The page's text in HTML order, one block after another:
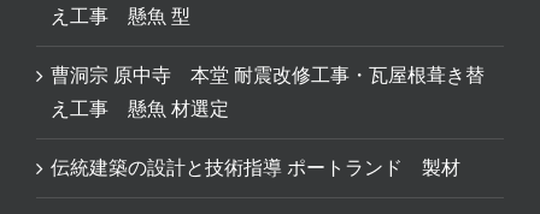
え工事 懸魚 型
曹洞宗 原中寺 本堂 耐震改修工事・瓦屋根葺き替
え工事 懸魚 材選定
伝統建築の設計と技術指導 ポートランド 製材